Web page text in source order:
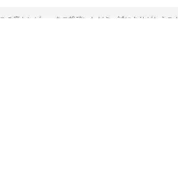
この度もレビューをご投稿いただき、誠にありがとう